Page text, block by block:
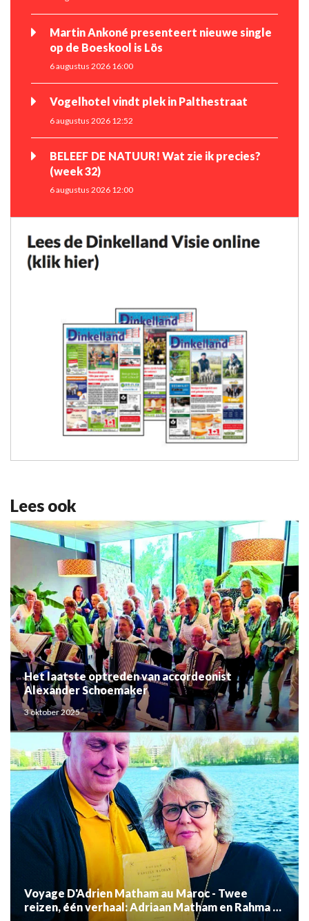
Martin Ankoné presenteert nieuwe single
op de Boeskool is Lös
6 augustus 2026 16:00
Vogelhotel vindt plek in Palthestraat
6 augustus 2026 12:52
BELEEF DE NATUUR! Wat zie ik precies?
(week 32)
6 augustus 2026 12:00
Lees ook
Het laatste optreden van accordeonist
Alexander Schoemaker
3 oktober 2025
Voyage D'Adrien Matham au Maroc - Twee
reizen, één verhaal: Adriaan Matham en Rahma el